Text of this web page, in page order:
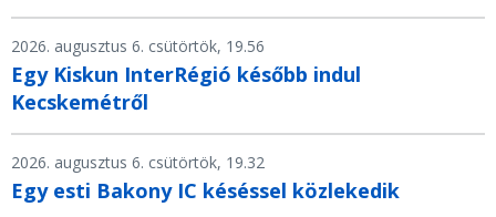
2026. augusztus 6. csütörtök, 19.56
Egy Kiskun InterRégió később indul
Kecskemétről
2026. augusztus 6. csütörtök, 19.32
Egy esti Bakony IC késéssel közlekedik